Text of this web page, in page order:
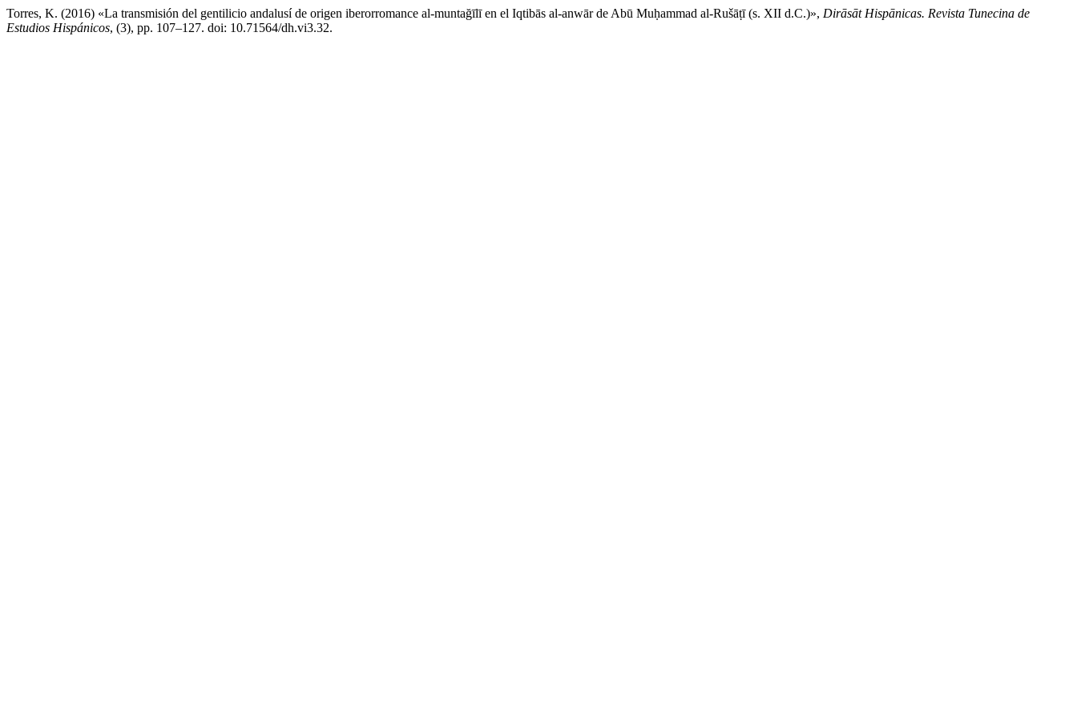
Torres, K. (2016) «La transmisión del gentilicio andalusí de origen iberorromance al-muntağīlī en el Iqtibās al-anwār de Abū Muḥammad al-Rušāṭī (s. XII d.C.)», Dirāsāt Hispānicas. Revista Tunecina de
Estudios Hispánicos, (3), pp. 107–127. doi: 10.71564/dh.vi3.32.